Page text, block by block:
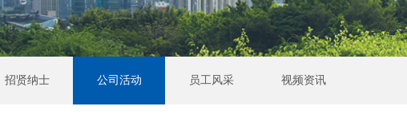
招贤纳士 公司活动 员工风采 视频资讯